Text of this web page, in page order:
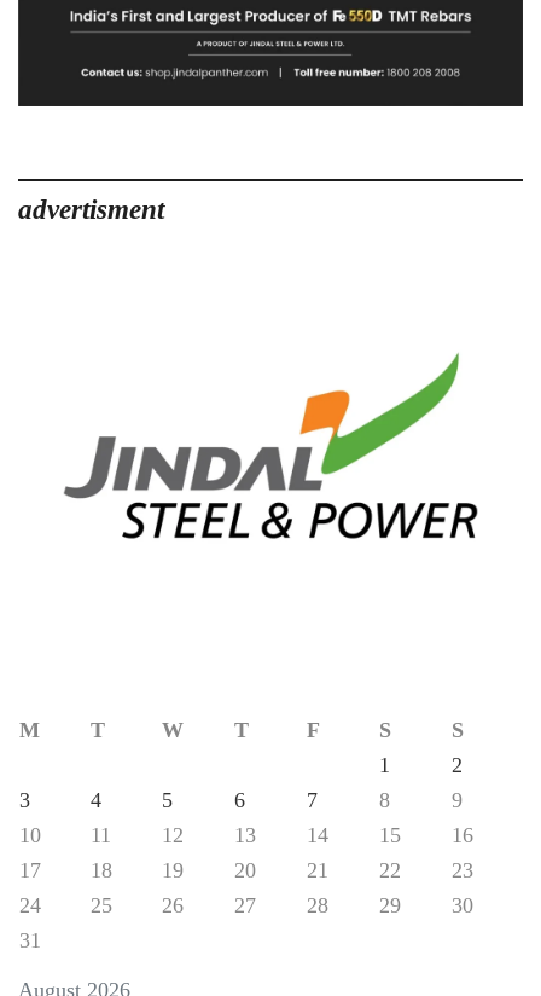
advertisment
August 2026
M T W T F S
S
1
2
3
4 5 6 7 8
9
10
11 12 13 14 15
16
17
18 19 20 21 22
23
24
25 26 27 28 29
30
31